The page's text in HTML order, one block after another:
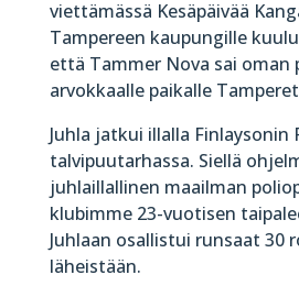
viettämässä Kesäpäivää
Tampereen kaupungille
että Tammer Nova sai oman
arvokkaalle paikalle
Juhla jatkui illalla Finlaysonin
talvipuutarhassa. Siellä
juhlaillallinen maailman
klubimme 23-vuotisen
Juhlaan osallistui runsaat 30
läheistään.